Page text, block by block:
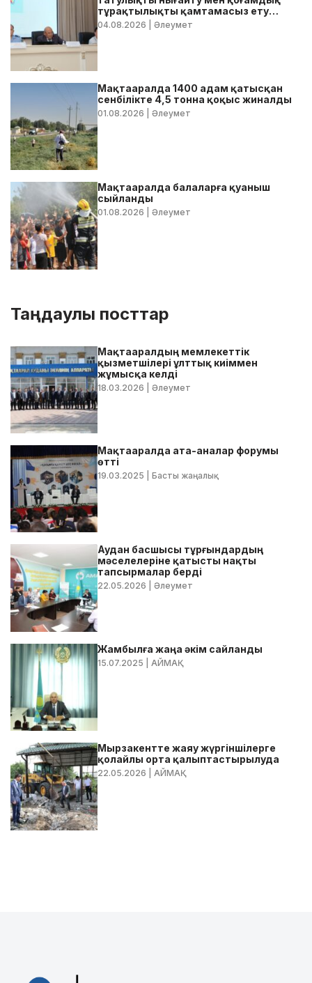
тұрақтылықты қамтамасыз ету
бойынша жедел кеңес өтті
04.08.2026 | Әлеумет
Мақтааралда 1400 адам қатысқан
сенбілікте 4,5 тонна қоқыс жиналды
01.08.2026 | Әлеумет
Мақтааралда балаларға қуаныш
сыйланды
01.08.2026 | Әлеумет
Таңдаулы посттар
Мақтааралдың мемлекеттік
қызметшілері ұлттық киіммен
жұмысқа келді
18.03.2026 | Әлеумет
Мақтааралда ата-аналар форумы
өтті
19.03.2025 | Басты жаңалық
Аудан басшысы тұрғындардың
мәселелеріне қатысты нақты
тапсырмалар берді
22.05.2026 | Әлеумет
Жамбылға жаңа әкім сайланды
15.07.2025 | АЙМАҚ
Мырзакентте жаяу жүргіншілерге
қолайлы орта қалыптастырылуда
22.05.2026 | АЙМАҚ